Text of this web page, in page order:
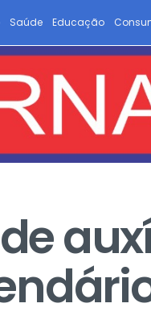
Saúde Educação